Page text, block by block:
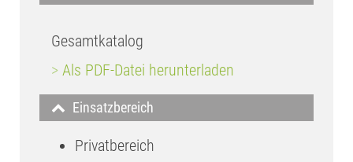
Gesamtkatalog
> Als PDF-Datei herunterladen
Einsatzbereich
Privatbereich